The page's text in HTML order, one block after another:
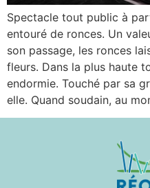
Spectacle tout public à
entouré de ronces. Un
son passage, les ronces
fleurs. Dans la plus haute
endormie. Touché par sa
elle. Quand soudain, au